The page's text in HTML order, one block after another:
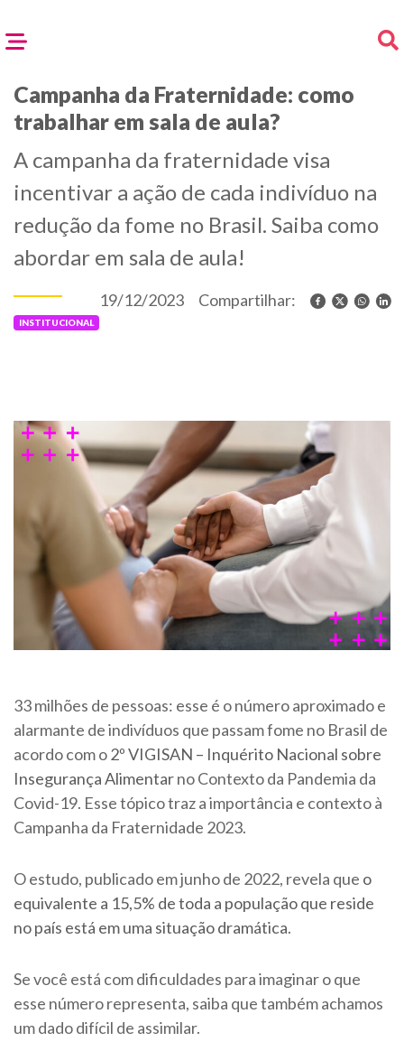
Campanha da Fraternidade: como
trabalhar em sala de aula?
A campanha da fraternidade visa
incentivar a ação de cada indivíduo na
redução da fome no Brasil. Saiba como
abordar em sala de aula!
INSTITUCIONAL
19/12/2023 Compartilhar:
33 milhões de pessoas: esse é o número aproximado e
alarmante de indivíduos que passam fome no Brasil de
acordo com o2ºVIGISAN – Inquérito Nacional sobre
Insegurança Alimentarno Contexto da Pandemia da
Covid-19. ​Esse tópico traz a importância e contexto à
Campanha da Fraternidade 2023. ​
O estudo, publicado em junho de 2022, revela que o
equivalente a 15,5% de toda a população que reside
no país está em uma situação dramática.
Se você está com dificuldades para imaginar o que
esse número representa, saiba que também achamos
um dado difícil de assimilar.